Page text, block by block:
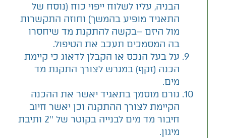
הבניה, עליו לשלוח ייפוי כוח (נוסח של
התאגיד מופיע בהמשך) וחוזה התקשרות
מול היזם –בקשה להתקנת מד שיחסרו
בה המסמכים תעכב את הטיפול.
על בעל הנכס או הקבלן לדאוג כי קיימת
הכנה (זקף) במגרש לצורך התקנת מד
מים.
גורם מוסמך בתאגיד יאשר את ההכנה
הקיימת לצורך ההתקנה וכן יאשר חיוב
חיבור מד מים לבנייה בקוטר של ''2 ותיבת
מיגון.